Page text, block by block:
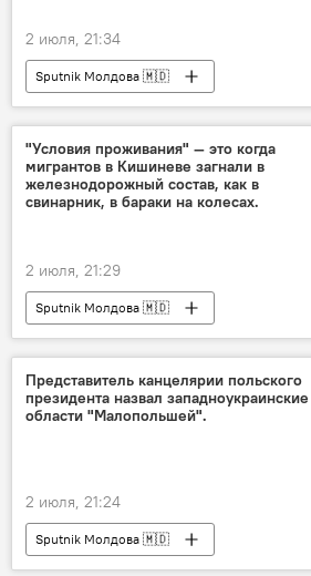
2 июля, 21:34
Sputnik Молдова 🇲🇩
"Условия проживания" — это когда
мигрантов в Кишиневе загнали в
железнодорожный состав, как в
свинарник, в бараки на колесах.
2 июля, 21:29
Sputnik Молдова 🇲🇩
Представитель канцелярии польского
президента назвал западноукраинские
области "Малопольшей".
2 июля, 21:24
Sputnik Молдова 🇲🇩